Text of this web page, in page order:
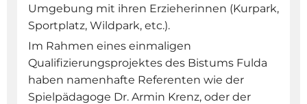
Umgebung mit ihren Erzieherinnen (Kurpark,
Sportplatz, Wildpark, etc.).
Im Rahmen eines einmaligen
Qualifizierungsprojektes des Bistums Fulda
haben namenhafte Referenten wie der
Spielpädagoge Dr. Armin Krenz, oder der